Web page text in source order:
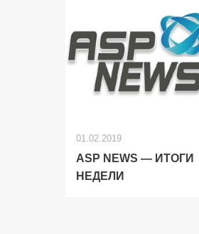
01.02.2019
ASP NEWS — ИТОГИ
НЕДЕЛИ